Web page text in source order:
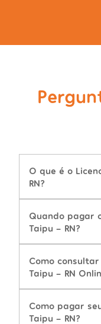
O que é o
RN?
Quando pagar
Taipu - RN?
Como
Taipu - RN
Como pagar
Taipu - RN?